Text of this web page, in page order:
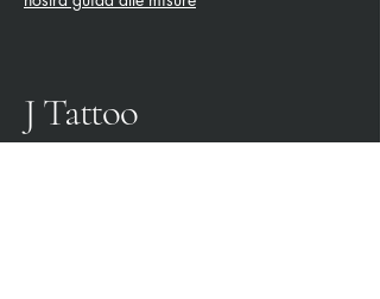
J Tattoo